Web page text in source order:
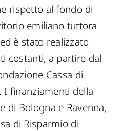
rispetto al fondo di
emiliano tuttora
è stato realizzato
costanti, a partire dal
Cassa di
finanziamenti della
di Bologna e Ravenna,
di Risparmio di